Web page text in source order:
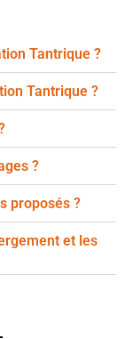
Tantrique ?
Tantrique ?
?
proposés ?
et les